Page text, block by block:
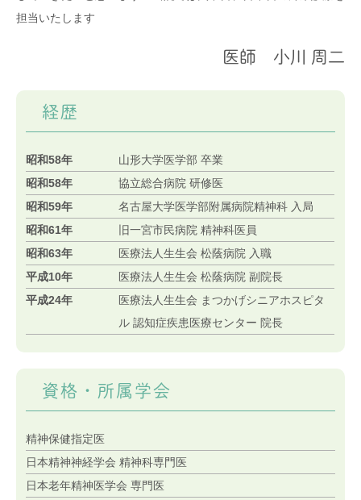
担当いたします
医師 小川 周二
経歴
昭和58年
山形大学医学部 卒業
昭和58年
協立総合病院 研修医
昭和59年
名古屋大学医学部附属病院精神科 入局
昭和61年
旧一宮市民病院 精神科医員
昭和63年
医療法人生生会 松蔭病院 入職
平成10年
医療法人生生会 松蔭病院 副院長
平成24年
医療法人生生会 まつかげシニアホスピタ
ル 認知症疾患医療センター 院長
資格・所属学会
精神保健指定医
日本精神神経学会 精神科専門医
日本老年精神医学会 専門医